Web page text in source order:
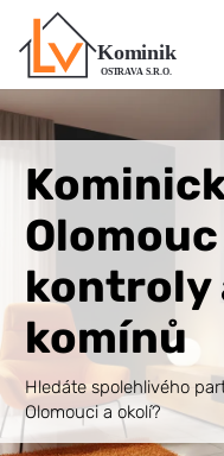
kontroly
komínů
Hledáte spolehlivého
Olomouci a okolí?